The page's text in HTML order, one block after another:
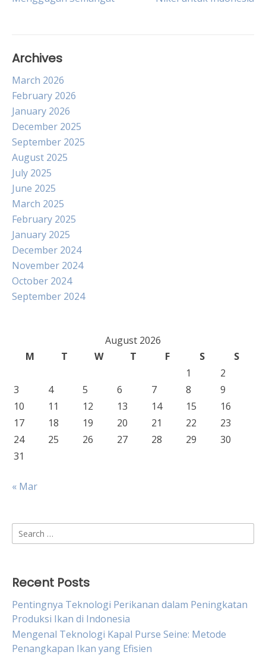
navigation
Archives
March 2026
February 2026
January 2026
December 2025
September 2025
August 2025
July 2025
June 2025
March 2025
February 2025
January 2025
December 2024
November 2024
October 2024
September 2024
August 2026
M
T W T F S
S
1
2
3
4 5 6 7 8
9
10
11 12 13 14 15
16
17
18 19 20 21 22
23
24
25 26 27 28 29
30
31
« Mar
Search
for:
Recent Posts
Pentingnya Teknologi Perikanan dalam Peningkatan
Produksi Ikan di Indonesia
Mengenal Teknologi Kapal Purse Seine: Metode
Penangkapan Ikan yang Efisien